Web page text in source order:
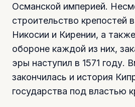
Османской империей.
строительство крепостей
Никосии и Кирении, а
обороне каждой из них,
эры наступил в 1571 году.
закончилась и история
государства под властью